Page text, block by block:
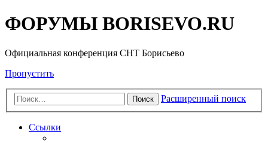
ФОРУМЫ BORISEVO.RU
Официальная конференция СНТ Борисьево
Пропустить
Поиск Расширенный поиск
Ссылки